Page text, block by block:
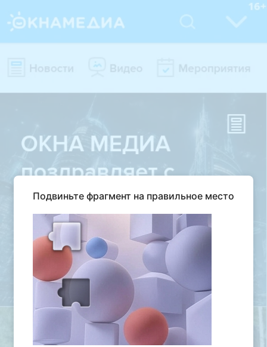
Подвиньте фрагмент на правильное место